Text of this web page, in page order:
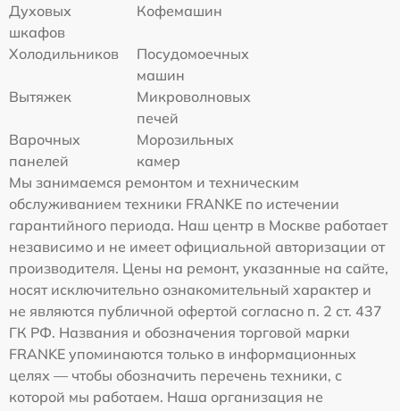
Духовых
шкафов
Кофемашин
Холодильников
Посудомоечных
машин
Вытяжек
Микроволновых
печей
Варочных
панелей
Морозильных
камер
Мы занимаемся ремонтом и техническим
обслуживанием техники FRANKE по истечении
гарантийного периода. Наш центр в Москве работает
независимо и не имеет официальной авторизации от
производителя. Цены на ремонт, указанные на сайте,
носят исключительно ознакомительный характер и
не являются публичной офертой согласно п. 2 ст. 437
ГК РФ. Названия и обозначения торговой марки
FRANKE упоминаются только в информационных
целях — чтобы обозначить перечень техники, с
которой мы работаем. Наша организация не